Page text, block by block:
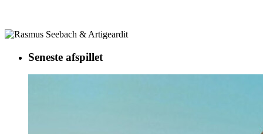
Seneste afspillet